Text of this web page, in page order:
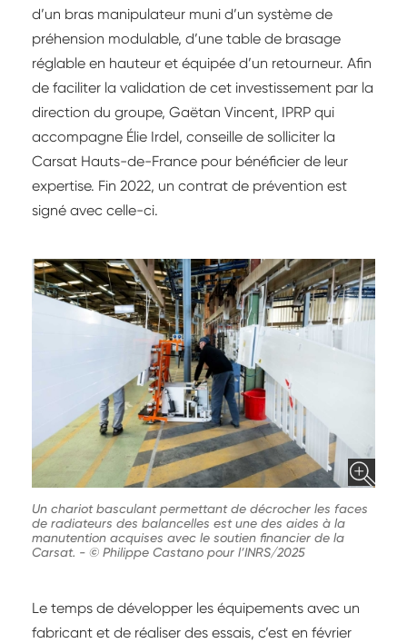
d’un bras manipulateur muni d’un système de
préhension modulable, d’une table de brasage
réglable en hauteur et équipée d’un retourneur. Afin
de faciliter la validation de cet investissement par la
direction du groupe, Gaëtan Vincent, IPRP qui
accompagne Élie Irdel, conseille de solliciter la
Carsat Hauts-de-France pour bénéficier de leur
expertise. Fin 2022, un contrat de prévention est
signé avec celle-ci.
Un chariot basculant permettant de décrocher les faces
de radiateurs des balancelles est une des aides à la
manutention acquises avec le soutien financier de la
Carsat. - © Philippe Castano pour l’INRS/2025
Le temps de développer les équipements avec un
fabricant et de réaliser des essais, c’est en février